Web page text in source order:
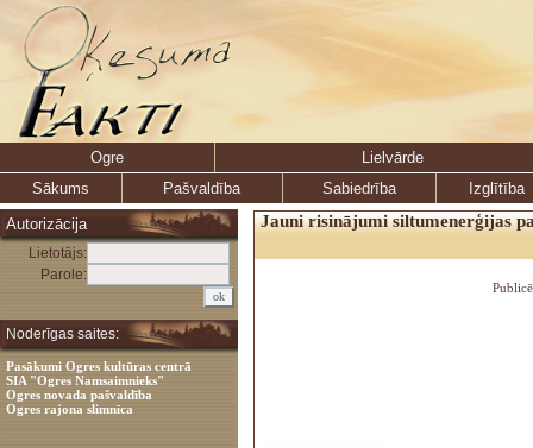
Ogre
Lielvārde
Sākums
Pašvaldība Sabiedrība
Izglītība
Autorizācija
Lietotājs:
Parole:
Noderīgas saites:
Pasākumi Ogres kultūras centrā
SIA "Ogres Namsaimnieks"
Ogres novada pašvaldība
Ogres rajona slimnīca
Jauni risinājumi siltumenerģijas